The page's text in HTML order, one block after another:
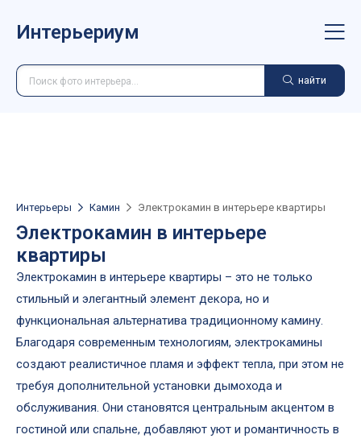
Интерьериум
найти
Интерьеры Камин Электрокамин в интерьере квартиры
Электрокамин в интерьере
квартиры
Электрокамин в интерьере квартиры – это не только
стильный и элегантный элемент декора, но и
функциональная альтернатива традиционному камину.
Благодаря современным технологиям, электрокамины
создают реалистичное пламя и эффект тепла, при этом не
требуя дополнительной установки дымохода и
обслуживания. Они становятся центральным акцентом в
гостиной или спальне, добавляют уют и романтичность в